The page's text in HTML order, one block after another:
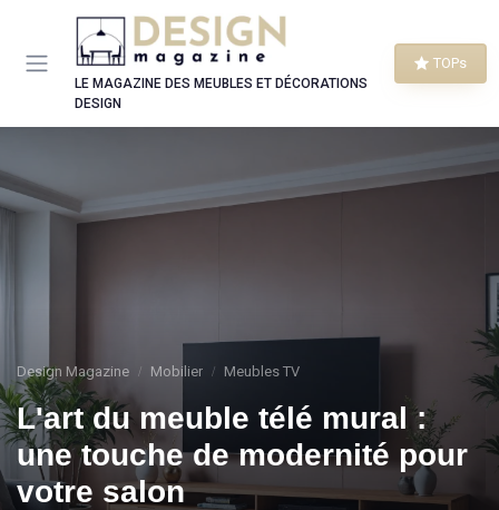
LE MAGAZINE DES MEUBLES ET DÉCORATIONS
DESIGN
TOPs
Design Magazine Mobilier Meubles TV
L'art du meuble télé mural :
une touche de modernité pour
votre salon
Panneau de gestion des cookies